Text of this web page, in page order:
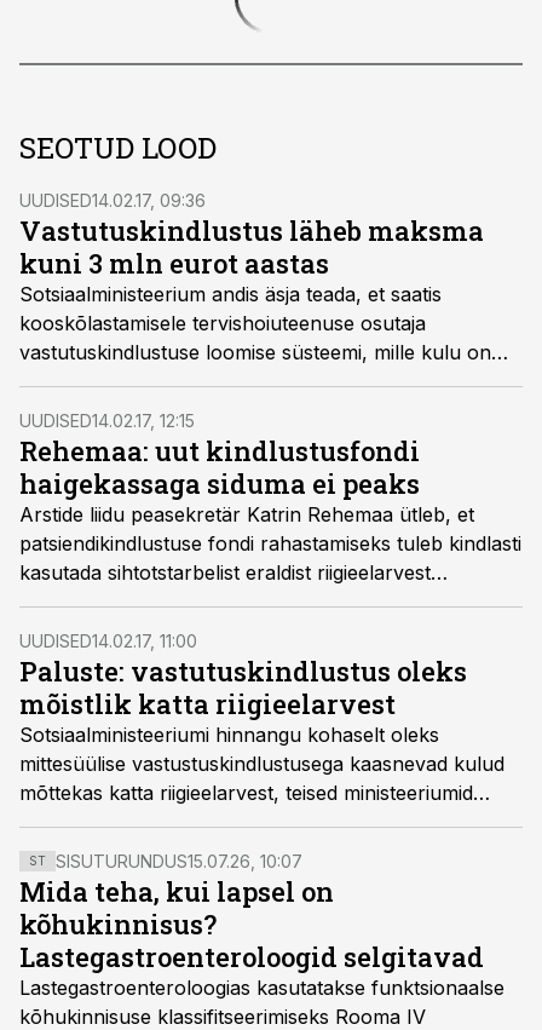
SEOTUD LOOD
UUDISED14.02.17, 09:36
Vastutuskindlustus läheb maksma
kuni 3 mln eurot aastas
Sotsiaalministeerium andis äsja teada, et saatis
kooskõlastamisele tervishoiuteenuse osutaja
vastutuskindlustuse loomise süsteemi, mille kulu on
riigieelarvele ja haigekassale umbes 2,3–3 miljonit eurot
aastas.
UUDISED14.02.17, 12:15
Rehemaa: uut kindlustusfondi
haigekassaga siduma ei peaks
Arstide liidu peasekretär Katrin Rehemaa ütleb, et
patsiendikindlustuse fondi rahastamiseks tuleb kindlasti
kasutada sihtotstarbelist eraldist riigieelarvest
ravikindlustusse, et hoida ära tervishoiuteenuste
kättesaadavuse vähenemist uue lisakulu tekkimisel.
UUDISED14.02.17, 11:00
Paluste: vastutuskindlustus oleks
mõistlik katta riigieelarvest
Sotsiaalministeeriumi hinnangu kohaselt oleks
mittesüülise vastustuskindlustusega kaasnevad kulud
mõttekas katta riigieelarvest, teised ministeeriumid
annavad oma arvamuse lähiajal.
ST SISUTURUNDUS15.07.26, 10:07
Mida teha, kui lapsel on
kõhukinnisus?
Lastegastroenteroloogid selgitavad
Lastegastroenteroloogias kasutatakse funktsionaalse
kõhukinnisuse klassifitseerimiseks Rooma IV